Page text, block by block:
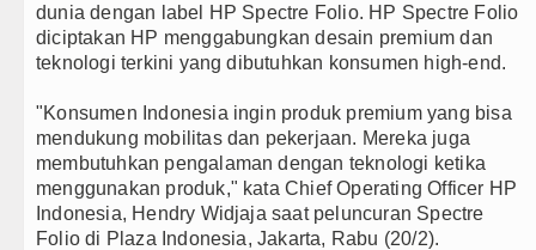
Era Baru Pengobatan Pasien
Rico Waas Nonaktifkan Lurah
Sebut LSL Pengidap HIV/AIDS
Arsenal Dibungkam Real Betis
Chelsea Tumbang Ditekuk
dunia dengan label HP Spectre Folio. HP Spectre Folio
diciptakan HP menggabungkan desain premium dan
teknologi terkini yang dibutuhkan konsumen high-end.
"Konsumen Indonesia ingin produk premium yang bisa
mendukung mobilitas dan pekerjaan. Mereka juga
membutuhkan pengalaman dengan teknologi ketika
menggunakan produk," kata Chief Operating Officer HP
Indonesia, Hendry Widjaja saat peluncuran Spectre
Folio di Plaza Indonesia, Jakarta, Rabu (20/2).